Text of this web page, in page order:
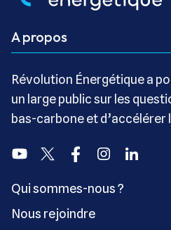
A propos
Révolution Énergétique a
un large public sur les
bas-carbone et d’accélérer
YoutubeTwitter FacebookInstagramLinkedin
Qui sommes-nous ?
Nous rejoindre